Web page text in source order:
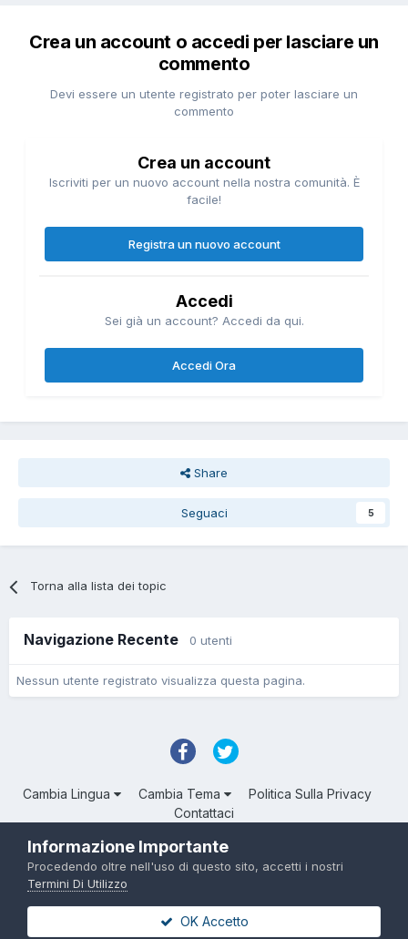
Crea un account o accedi per lasciare un
commento
Devi essere un utente registrato per poter lasciare un
commento
Crea un account
Iscriviti per un nuovo account nella nostra comunità. È
facile!
Registra un nuovo account
Accedi
Sei già un account? Accedi da qui.
Accedi Ora
Share
Seguaci 5
Torna alla lista dei topic
Navigazione Recente 0 utenti
Nessun utente registrato visualizza questa pagina.
Cambia Lingua Cambia Tema
Politica Sulla Privacy
Contattaci
Powered by Invision Community
Informazione Importante
Procedendo oltre nell'uso di questo sito, accetti i nostri
Termini Di Utilizzo
OK Accetto